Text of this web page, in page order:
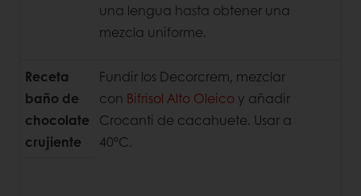
una lengua hasta obtener una
mezcla uniforme.
Receta
baño de
chocolate
crujiente
Fundir los Decorcrem, mezclar
con Bifrisol Alto Oleico y añadir
Crocanti de cacahuete. Usar a
40ºC.